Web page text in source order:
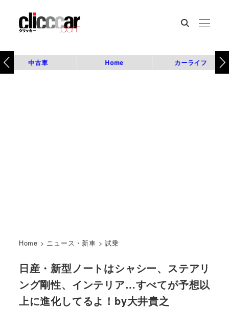
中古車 Home カーライフ
Home > ニュース・新車 >試乗
日産・新型ノートはシャシー、ステアリ
ング剛性、インテリア…すべてが予想以
上に進化してるよ！by大井貴之